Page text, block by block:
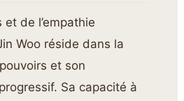
de l’empathie
Woo réside dans la
et son
Sa capacité à